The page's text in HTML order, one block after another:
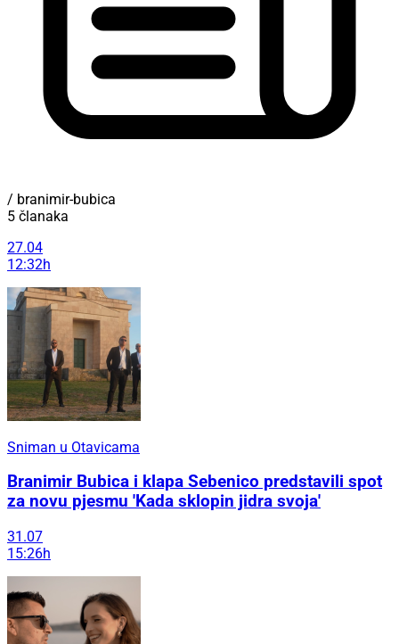
/ branimir-bubica
5 članaka
27.04
12:32h
Sniman u Otavicama
Branimir Bubica i klapa Sebenico predstavili spot
za novu pjesmu 'Kada sklopin jidra svoja'
31.07
15:26h